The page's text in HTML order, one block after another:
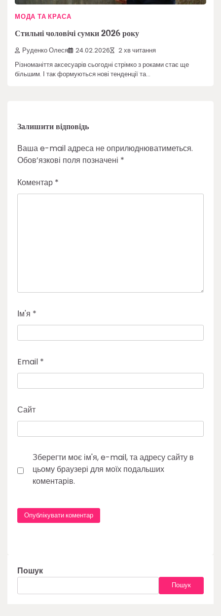
МОДА ТА КРАСА
Стильні чоловічі сумки 2026 року
Руденко Олеся 24.02.2026 2 хв читання
Різноманіття аксесуарів сьогодні стрімко з роками стає ще
більшим. І так формуються нові тенденції та…
Залишити відповідь
Ваша e-mail адреса не оприлюднюватиметься.
Обов’язкові поля позначені *
Коментар *
Ім'я *
Email *
Сайт
Зберегти моє ім'я, e-mail, та адресу сайту в
цьому браузері для моїх подальших
коментарів.
Пошук
Пошук